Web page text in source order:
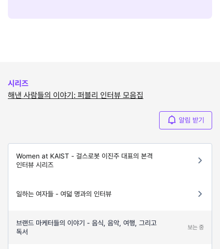
시리즈
해낸 사람들의 이야기: 퍼블리 인터뷰 모음집
알림 받기
Women at KAIST - 걸스로봇 이진주 대표의 본격
인터뷰 시리즈
일하는 여자들 - 여덟 명과의 인터뷰
브랜드 마케터들의 이야기 - 음식, 음악, 여행, 그리고
독서
보는 중